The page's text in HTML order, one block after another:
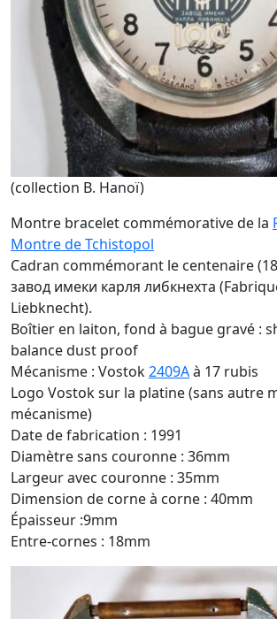
(collection B. Hanoï)
Montre bracelet commémorative de la
Montre de Tchistopol
Cadran commémorant le centenaire
завод имеки карля либкнехта
Liebknecht).
Boîtier en laiton, fond à bague gravé :
balance dust proof
Mécanisme : Vostok2409Aà 17 rubis
Logo Vostok sur la platine (sans autre
mécanisme)
Date de fabrication : 1991
Diamètre sans couronne : 36mm
Largeur avec couronne : 35mm
Dimension de corne à corne : 40mm
Épaisseur :9mm
Entre-cornes : 18mm